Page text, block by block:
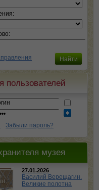
пользователей
Забыли пароль?
музея
27.01.2026
Василий Верещагин.
Великие полотна